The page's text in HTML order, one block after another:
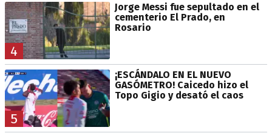
4
Jorge Messi fue sepultado en el
cementerio El Prado, en
Rosario
5
¡ESCÁNDALO EN EL NUEVO
GASÓMETRO! Caicedo hizo el
Topo Gigio y desató el caos